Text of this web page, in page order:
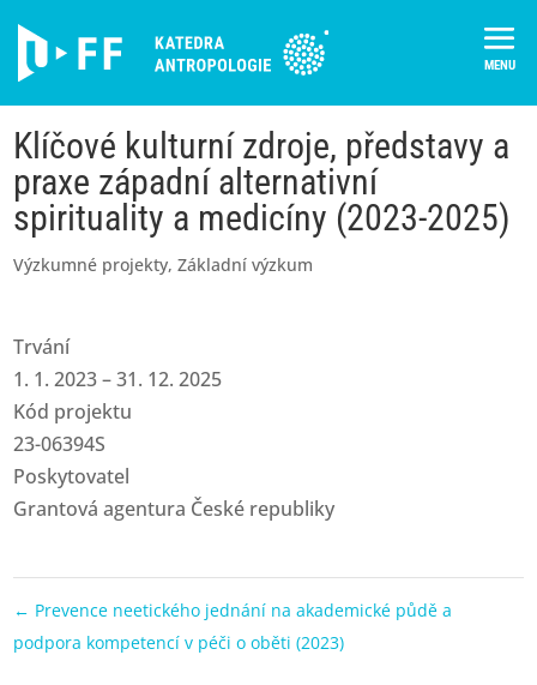
content
Klíčové kulturní zdroje, představy a
praxe západní alternativní
spirituality a medicíny (2023-2025)
Výzkumné projekty,Základní výzkum
Trvání
1. 1. 2023 – 31. 12. 2025
Kód projektu
23-06394S
Poskytovatel
Grantová agentura České republiky
← Prevence neetického jednání na akademické půdě a
podpora kompetencí v péči o oběti (2023)